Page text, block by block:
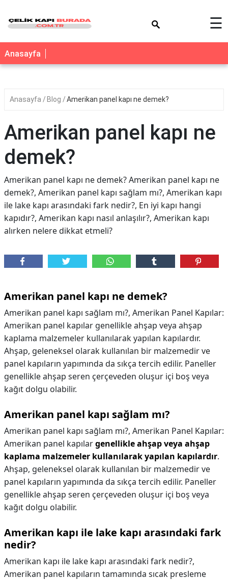
☰
Anasayfa
Anasayfa Blog Amerikan panel kapı ne demek?
Amerikan panel kapı ne
demek?
Amerikan panel kapı ne demek? Amerikan panel kapı ne
demek?, Amerikan panel kapı sağlam mı?, Amerikan kapı
ile lake kapı arasındaki fark nedir?, En iyi kapı hangi
kapıdır?, Amerikan kapı nasıl anlaşılır?, Amerikan kapı
alırken nelere dikkat etmeli?
Amerikan panel kapı ne demek?
Amerikan panel kapı sağlam mı?, Amerikan Panel Kapılar:
Amerikan panel kapılar genellikle ahşap veya ahşap
kaplama malzemeler kullanılarak yapılan kapılardır.
Ahşap, geleneksel olarak kullanılan bir malzemedir ve
panel kapıların yapımında da sıkça tercih edilir. Paneller
genellikle ahşap seren çerçeveden oluşur içi boş veya
kağıt dolgu olabilir.
Amerikan panel kapı sağlam mı?
Amerikan panel kapı sağlam mı?, Amerikan Panel Kapılar:
Amerikan panel kapılargenellikle ahşap veya ahşap
kaplama malzemeler kullanılarak yapılan kapılardır.
Ahşap, geleneksel olarak kullanılan bir malzemedir ve
panel kapıların yapımında da sıkça tercih edilir. Paneller
genellikle ahşap seren çerçeveden oluşur içi boş veya
kağıt dolgu olabilir.
Amerikan kapı ile lake kapı arasındaki fark
nedir?
Amerikan kapı ile lake kapı arasındaki fark nedir?,
Amerikan panel kapıların tamamında sıcak presleme